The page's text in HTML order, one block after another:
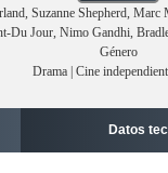
Suzanne Shepherd,
Du Jour, Nimo Gandhi,
Género
Drama | Cine
Datos